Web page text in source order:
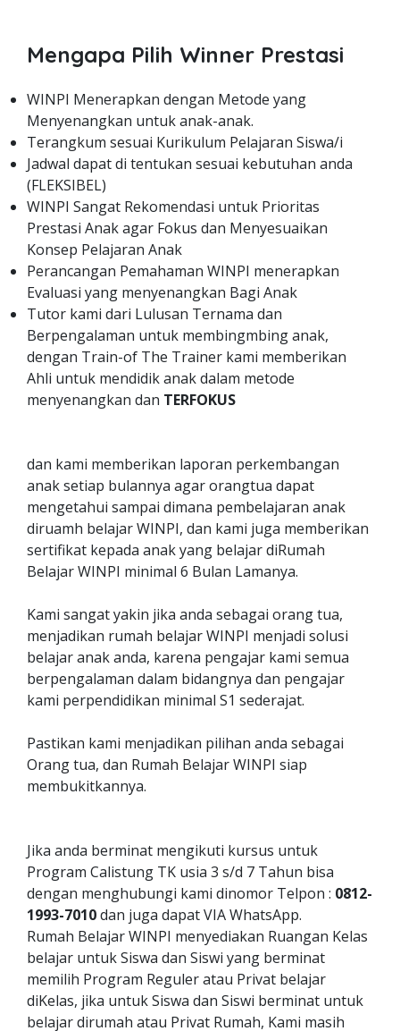
Mengapa Pilih Winner Prestasi
WINPI Menerapkan dengan Metode yang
Menyenangkan untuk anak-anak.
Terangkum sesuai Kurikulum Pelajaran Siswa/i
Jadwal dapat di tentukan sesuai kebutuhan anda
(FLEKSIBEL)
WINPI Sangat Rekomendasi untuk Prioritas
Prestasi Anak agar Fokus dan Menyesuaikan
Konsep Pelajaran Anak
Perancangan Pemahaman WINPI menerapkan
Evaluasi yang menyenangkan Bagi Anak
Tutor kami dari Lulusan Ternama dan
Berpengalaman untuk membingmbing anak,
dengan Train-of The Trainer kami memberikan
Ahli untuk mendidik anak dalam metode
menyenangkan dan TERFOKUS
dan kami memberikan laporan perkembangan
anak setiap bulannya agar orangtua dapat
mengetahui sampai dimana pembelajaran anak
diruamh belajar WINPI, dan kami juga memberikan
sertifikat kepada anak yang belajar diRumah
Belajar WINPI minimal 6 Bulan Lamanya.
Kami sangat yakin jika anda sebagai orang tua,
menjadikan rumah belajar WINPI menjadi solusi
belajar anak anda, karena pengajar kami semua
berpengalaman dalam bidangnya dan pengajar
kami perpendidikan minimal S1 sederajat.
Pastikan kami menjadikan pilihan anda sebagai
Orang tua, dan Rumah Belajar WINPI siap
membukitkannya.
Jika anda berminat mengikuti kursus untuk
Program Calistung TK usia 3 s/d 7 Tahun bisa
dengan menghubungi kami dinomor Telpon : 0812-
1993-7010dan juga dapat VIA WhatsApp.
Rumah Belajar WINPI menyediakan Ruangan Kelas
belajar untuk Siswa dan Siswi yang berminat
memilih Program Reguler atau Privat belajar
diKelas, jika untuk Siswa dan Siswi berminat untuk
belajar dirumah atau Privat Rumah, Kami masih